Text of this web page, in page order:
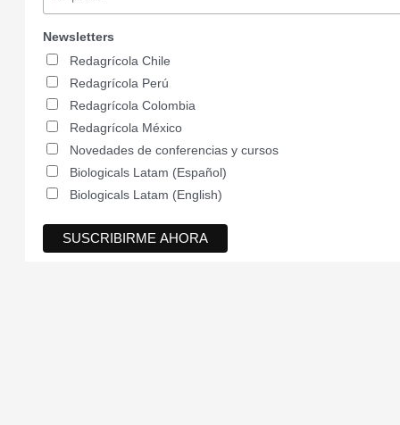
Newsletters
Redagrícola Chile
Redagrícola Perú
Redagrícola Colombia
Redagrícola México
Novedades de conferencias y cursos
Biologicals Latam (Español)
Biologicals Latam (English)